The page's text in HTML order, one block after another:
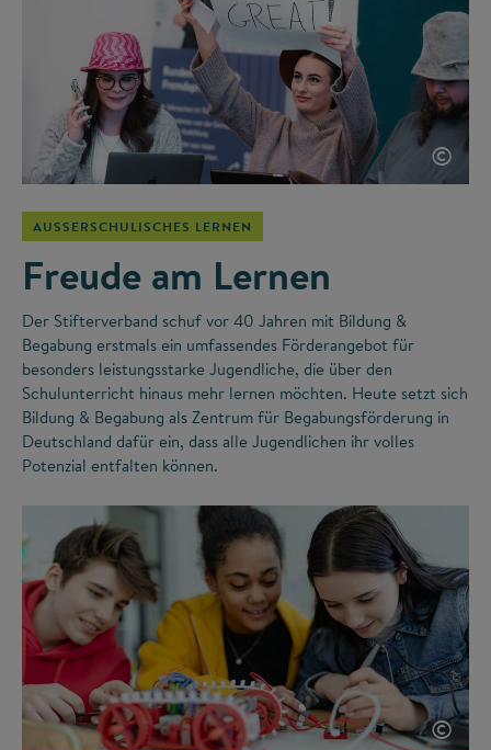
©
AUSSERSCHULISCHES LERNEN
Freude am Lernen
Der Stifterverband schuf vor 40 Jahren mit Bildung &
Begabung erstmals ein umfassendes Förderangebot für
besonders leistungsstarke Jugendliche, die über den
Schulunterricht hinaus mehr lernen möchten. Heute setzt sich
Bildung & Begabung als Zentrum für Begabungsförderung in
Deutschland dafür ein, dass alle Jugendlichen ihr volles
Potenzial entfalten können.
©